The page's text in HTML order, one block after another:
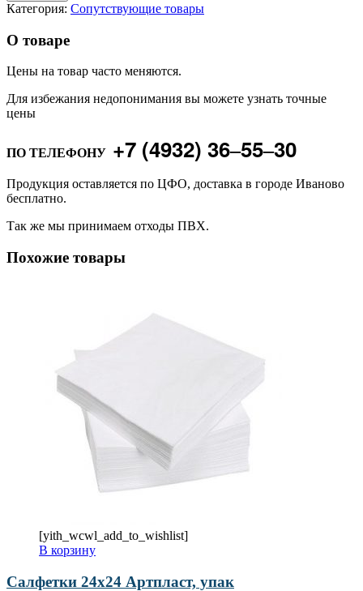
Категория: Сопутствующие товары
О товаре
Цены на товар часто меняются.
Для избежания недопонимания вы можете узнать точные
цены
ПО ТЕЛЕФОНУ +7 (4932) 36‒55‒30
Продукция оставляется по ЦФО, доставка в городе Иваново
бесплатно.
Так же мы принимаем отходы ПВХ.
Похожие товары
[yith_wcwl_add_to_wishlist]
В корзину
Салфетки 24х24 Артпласт, упак